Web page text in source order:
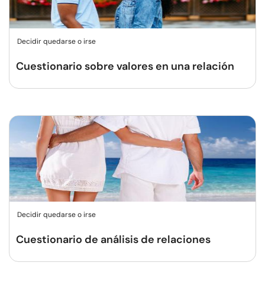
Decidir quedarse o irse
Cuestionario sobre valores en una relación
Decidir quedarse o irse
Cuestionario de análisis de relaciones